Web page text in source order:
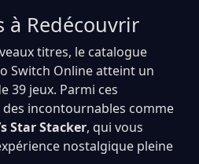
à Redécouvrir
titres, le catalogue
Switch Online atteint un
39 jeux. Parmi ces
incontournables comme
Star Stacker, qui vous
nostalgique pleine